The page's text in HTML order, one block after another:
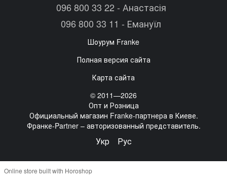
096 800 33 22 - Анастасія
096 800 33 11 - Емануїл
Шоурум Franke
Полная версия сайта
Карта сайта
© 2011—2026
Опт и Розница
Официальный магазин Franke-партнера в Киеве.
Франке-Partner – авторизованный представитель.
Укр Рус
Online store built with Horoshop